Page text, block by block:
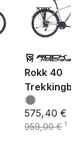
Rokk 40
575,40 €
959,00 € 1